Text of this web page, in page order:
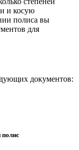
и косую
полиса вы
для
документов: